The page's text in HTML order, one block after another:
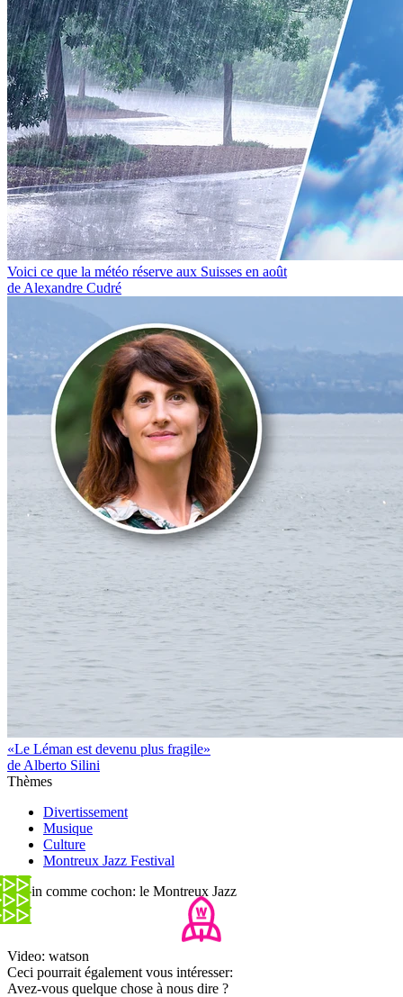
Voici ce que la météo réserve aux Suisses en août
de Alexandre Cudré
«Le Léman est devenu plus fragile»
de Alberto Silini
Thèmes
Divertissement
Musique
Culture
Montreux Jazz Festival
Copin comme cochon: le Montreux Jazz
Video: watson
Ceci pourrait également vous intéresser:
Avez-vous quelque chose à nous dire ?